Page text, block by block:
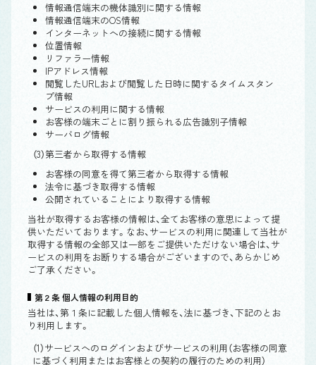
情報通信端末の機体識別に関する情報
情報通信端末のOS情報
インターネットへの接続に関する情報
位置情報
リファラー情報
IPアドレス情報
閲覧したURLおよび閲覧した日時に関するタイムスタン
プ情報
サービスの利用に関する情報
お客様の端末ごとに割り振られる広告識別子情報
サーバログ情報
（3）第三者から取得する情報
お客様の同意を得て第三者から取得する情報
法令に基づき取得する情報
公開されていることにより取得する情報
当社が取得するお客様の情報は、全てお客様の意思によって提
供いただいております。なお、サービスの利用に関連して当社が
取得する情報の全部又は一部をご提供いただけない場合は、サ
ービスの利用をお断りする場合がございますので、あらかじめ
ご了承ください。
第２条 個人情報の利用目的
当社は、第１条に記載した個人情報を、法に基づき、下記のとお
り利用します。
（1）サービスへのログインおよびサービスの利用（お客様の同意
に基づく利用またはお客様との契約の履行のための利用）